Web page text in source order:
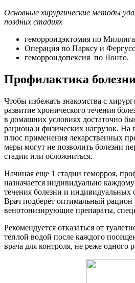
Основные хирургические методы
поздних стадиях
геморроидэктомия по
Операция по Парксу и
геморроидопексия по Лонго.
Профилактика
Чтобы избежать знакомства с
развитие хронического течения
в домашних условиях достаточно
рациона и физических нагрузок. На
плюс применения лекарственных
меры могут не позволить болезни
стадии или осложниться.
Начиная еще 1 стадии геморроя,
назначается индивидуально
течения болезни и индивидуальных
Врач подберет оптимальный рацион
венотонизирующие препараты,
Рекомендуется отказаться от
теплой водой после каждого
врача для контроля, не реже одного